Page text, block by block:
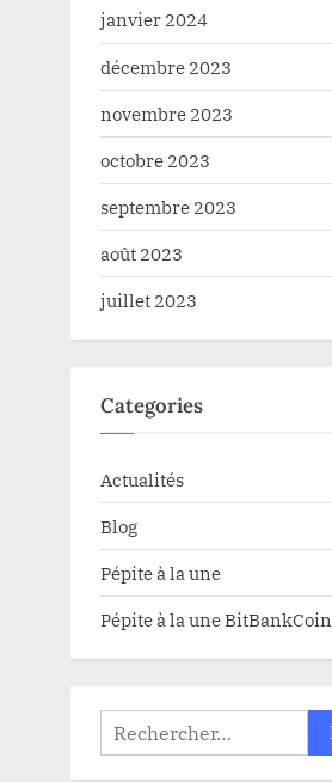
janvier 2024
décembre 2023
novembre 2023
octobre 2023
septembre 2023
août 2023
juillet 2023
Categories
Actualités
Blog
Pépite à la une
Pépite à la une BitBankCoin
Rechercher :